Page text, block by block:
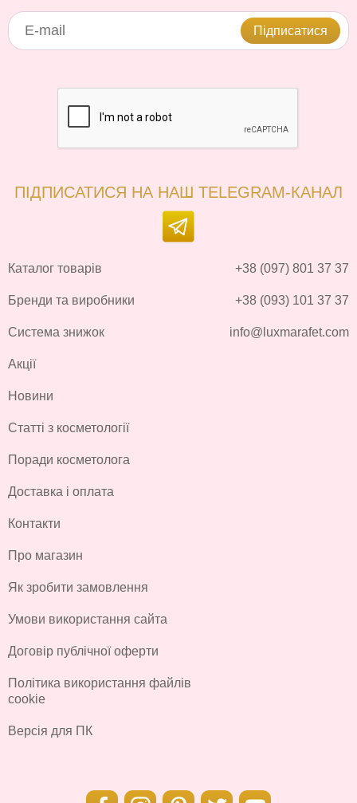
Підписатися
ПІДПИСАТИСЯ НА НАШ TELEGRAM-КАНАЛ
Каталог товарів
Бренди та виробники
Система знижок
Акції
Новини
Статті з косметології
Поради косметолога
Доставка і оплата
Контакти
Про магазин
Як зробити замовлення
Умови використання сайта
Договір публічної оферти
Політика використання файлів
cookie
Версія для ПК
+38 (097) 801 37 37
+38 (093) 101 37 37
info@luxmarafet.com